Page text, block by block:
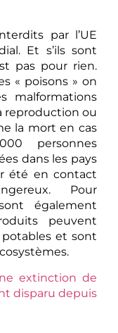
par l’UE
Et s’ils sont
pas pour rien.
« poisons » on
malformations
reproduction ou
la mort en cas
personnes
dans les pays
été en contact
Pour
également
peuvent
potables et sont
extinction de
disparu depuis